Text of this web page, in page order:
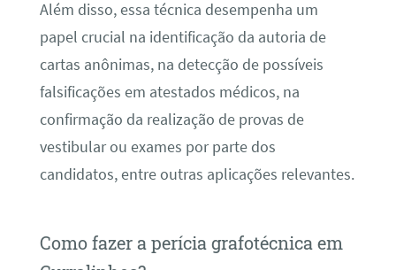
Além disso, essa técnica desempenha um
papel crucial na identificação da autoria de
cartas anônimas, na detecção de possíveis
falsificações em atestados médicos, na
confirmação da realização de provas de
vestibular ou exames por parte dos
candidatos, entre outras aplicações relevantes.
Como fazer a perícia grafotécnica em